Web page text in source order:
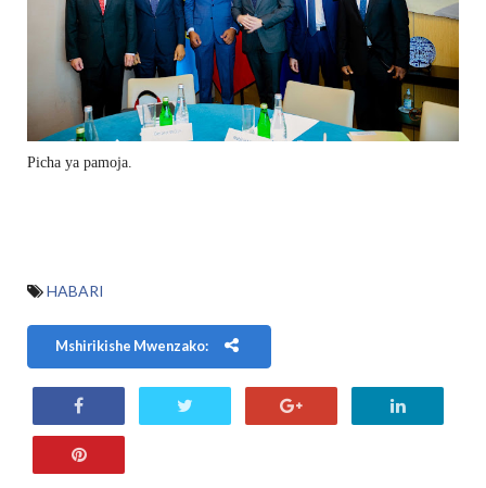
Picha ya pamoja.
HABARI
Mshirikishe Mwenzako: